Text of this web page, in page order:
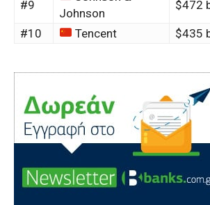
#9
Johnson
$472
#10 Tencent $435